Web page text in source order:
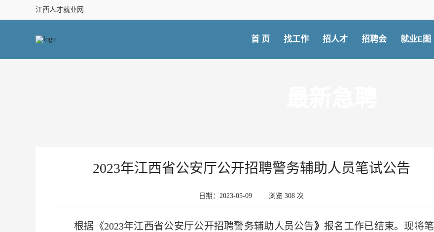
江西人才就业网
首 页 找工作 招人才 招聘会 就业E图
2023年江西省公安厅公开招聘警务辅助人员笔试公告
日期：2023-05-09 浏览 308 次
根据《2023年江西省公安厅公开招聘警务辅助人员公告》报名工作已结束。现将笔